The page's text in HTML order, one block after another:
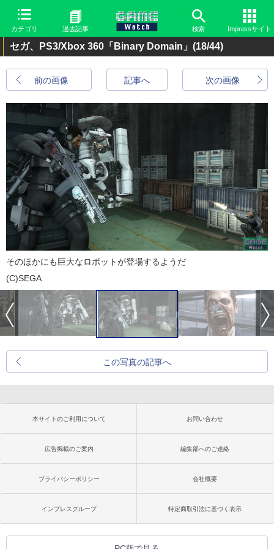
カテゴリ 過去記事 検索 Impressサイト
セガ、PS3/Xbox 360「Binary Domain」 (18/44)
前の画像 次の画像
記事へ
そのほかにも巨大なロボットが登場するようだ
(C)SEGA
この写真の記事へ
本サイトのご利用について お問い合わせ
広告掲載のご案内 編集部へのご連絡
プライバシーポリシー 会社概要
インプレスグループ 特定商取引法に基づく表示